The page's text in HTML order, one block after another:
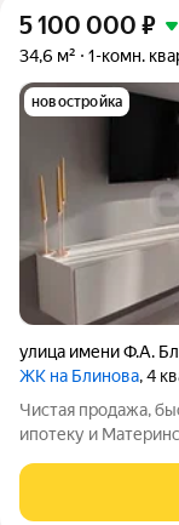
5 100 000 ₽
34,6 м² 1-комн.
новостройка
улица имени Ф.А.
ЖК на Блинова, 4
Чистая продажа, быстрый
ипотеку и Материнский капитал. 1
квартира c
нa 14 этаже